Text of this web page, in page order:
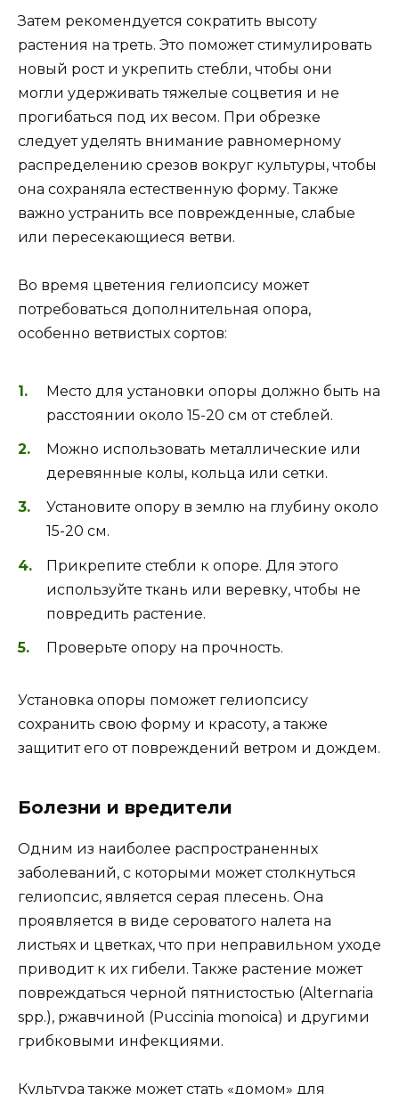
Затем рекомендуется сократить высоту
растения на треть. Это поможет стимулировать
новый рост и укрепить стебли, чтобы они
могли удерживать тяжелые соцветия и не
прогибаться под их весом. При обрезке
следует уделять внимание равномерному
распределению срезов вокруг культуры, чтобы
она сохраняла естественную форму. Также
важно устранить все поврежденные, слабые
или пересекающиеся ветви.
Во время цветения гелиопсису может
потребоваться дополнительная опора,
особенно ветвистых сортов:
Место для установки опоры должно быть на
расстоянии около 15-20 см от стеблей.
Можно использовать металлические или
деревянные колы, кольца или сетки.
Установите опору в землю на глубину около
15-20 см.
Прикрепите стебли к опоре. Для этого
используйте ткань или веревку, чтобы не
повредить растение.
Проверьте опору на прочность.
Установка опоры поможет гелиопсису
сохранить свою форму и красоту, а также
защитит его от повреждений ветром и дождем.
Болезни и вредители
Одним из наиболее распространенных
заболеваний, с которыми может столкнуться
гелиопсис, является серая плесень. Она
проявляется в виде сероватого налета на
листьях и цветках, что при неправильном уходе
приводит к их гибели. Также растение может
повреждаться черной пятнистостью (Alternaria
spp.), ржавчиной (Puccinia monoica) и другими
грибковыми инфекциями.
Культура также может стать «домом» для